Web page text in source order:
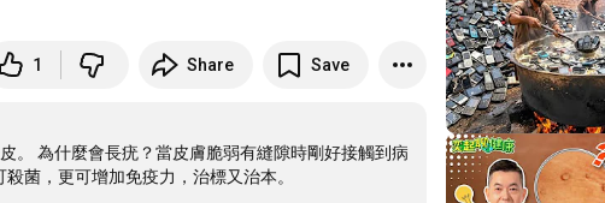
1 Share Save
。 為什麼會長疣？當皮膚脆弱有縫隙時剛好接觸到病
菌，更可增加免疫力，治標又治本。
14
2:41
15
1:25
16